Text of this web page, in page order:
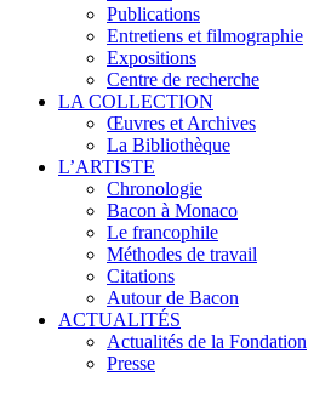
Publications
Entretiens et filmographie
Expositions
Centre de recherche
LA COLLECTION
Œuvres et Archives
La Bibliothèque
L’ARTISTE
Chronologie
Bacon à Monaco
Le francophile
Méthodes de travail
Citations
Autour de Bacon
ACTUALITÉS
Actualités de la Fondation
Presse